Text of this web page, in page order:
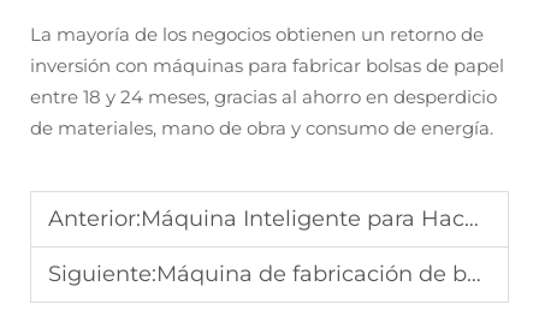
La mayoría de los negocios obtienen un retorno de
inversión con máquinas para fabricar bolsas de papel
entre 18 y 24 meses, gracias al ahorro en desperdicio
de materiales, mano de obra y consumo de energía.
Anterior:Máquina Inteligente para Hacer Bolsas de Papel con Operación por Pantalla Táctil
Siguiente:Máquina de fabricación de bolsas de papel con fondo cuadrado de precisión para uso minorista